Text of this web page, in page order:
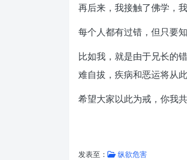
再后来，我接触了佛学，
每个人都有过错，但只要
比如我，就是由于兄长的
难自拔，疾病和恶运将从
希望大家以此为戒，你我
发表至： 纵欲危害